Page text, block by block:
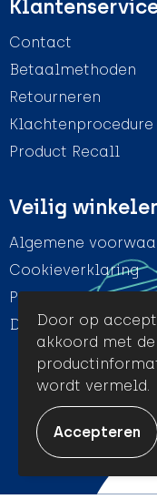
Contact
Betaalmethoden
Retourneren
Klachtenprocedure
Product Recall
Veilig
Algemene
Cookieverklaring
Privacyverklaring
Disclaimer
Door op
akkoord met
wordt vermeld.